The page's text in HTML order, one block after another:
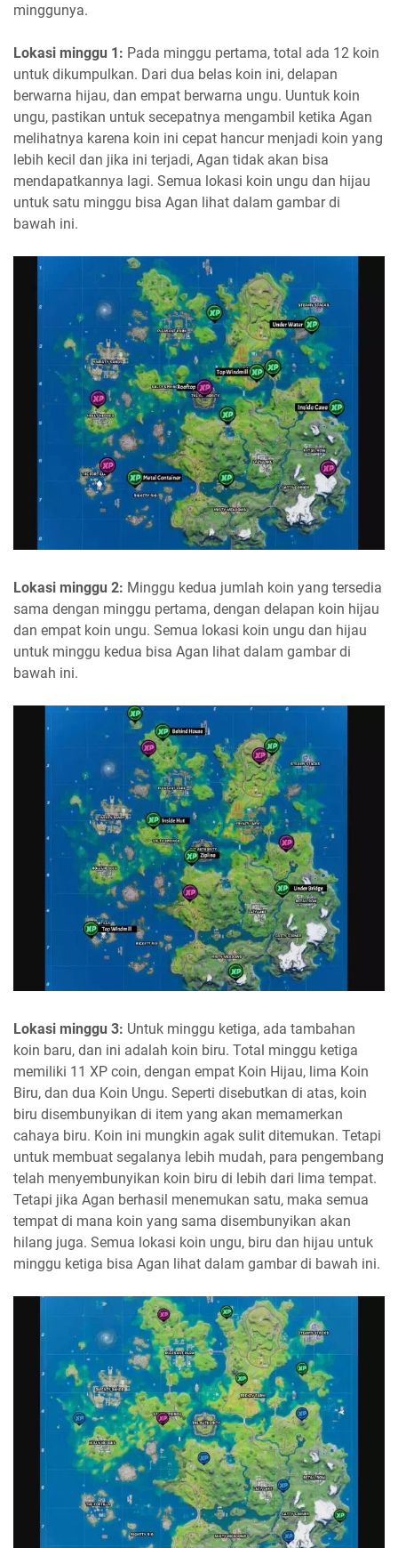
minggunya.
Lokasi minggu 1: Pada minggu pertama, total ada 12 koin
untuk dikumpulkan. Dari dua belas koin ini, delapan
berwarna hijau, dan empat berwarna ungu. Uuntuk koin
ungu, pastikan untuk secepatnya mengambil ketika Agan
melihatnya karena koin ini cepat hancur menjadi koin yang
lebih kecil dan jika ini terjadi, Agan tidak akan bisa
mendapatkannya lagi. Semua lokasi koin ungu dan hijau
untuk satu minggu bisa Agan lihat dalam gambar di
bawah ini.
Lokasi minggu 2: Minggu kedua jumlah koin yang tersedia
sama dengan minggu pertama, dengan delapan koin hijau
dan empat koin ungu. Semua lokasi koin ungu dan hijau
untuk minggu kedua bisa Agan lihat dalam gambar di
bawah ini.
Lokasi minggu 3: Untuk minggu ketiga, ada tambahan
koin baru, dan ini adalah koin biru. Total minggu ketiga
memiliki 11 XP coin, dengan empat Koin Hijau, lima Koin
Biru, dan dua Koin Ungu. Seperti disebutkan di atas, koin
biru disembunyikan di item yang akan memamerkan
cahaya biru. Koin ini mungkin agak sulit ditemukan. Tetapi
untuk membuat segalanya lebih mudah, para pengembang
telah menyembunyikan koin biru di lebih dari lima tempat.
Tetapi jika Agan berhasil menemukan satu, maka semua
tempat di mana koin yang sama disembunyikan akan
hilang juga. Semua lokasi koin ungu, biru dan hijau untuk
minggu ketiga bisa Agan lihat dalam gambar di bawah ini.